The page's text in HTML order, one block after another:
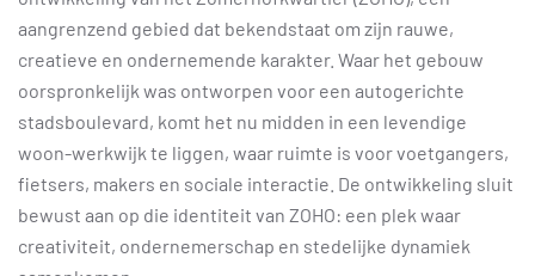
aangrenzend gebied dat bekendstaat om zijn rauwe,
creatieve en ondernemende karakter. Waar het gebouw
oorspronkelijk was ontworpen voor een autogerichte
stadsboulevard, komt het nu midden in een levendige
woon-werkwijk te liggen, waar ruimte is voor voetgangers,
fietsers, makers en sociale interactie. De ontwikkeling sluit
bewust aan op die identiteit van ZOHO: een plek waar
creativiteit, ondernemerschap en stedelijke dynamiek